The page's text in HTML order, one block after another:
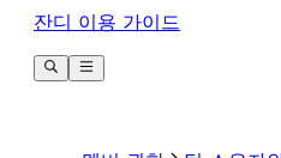
잔디 이용 가이드